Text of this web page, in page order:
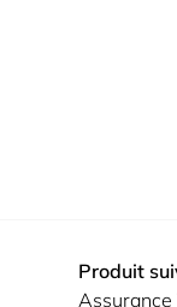
Produit